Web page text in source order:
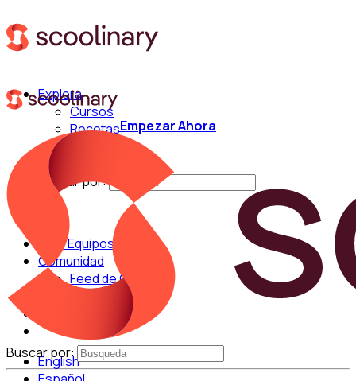
Explora
Cursos
Recetas
Buscar por:
Para Equipos
Comunidad
Feed de Cocina
English
Empezar Ahora
Buscar por: